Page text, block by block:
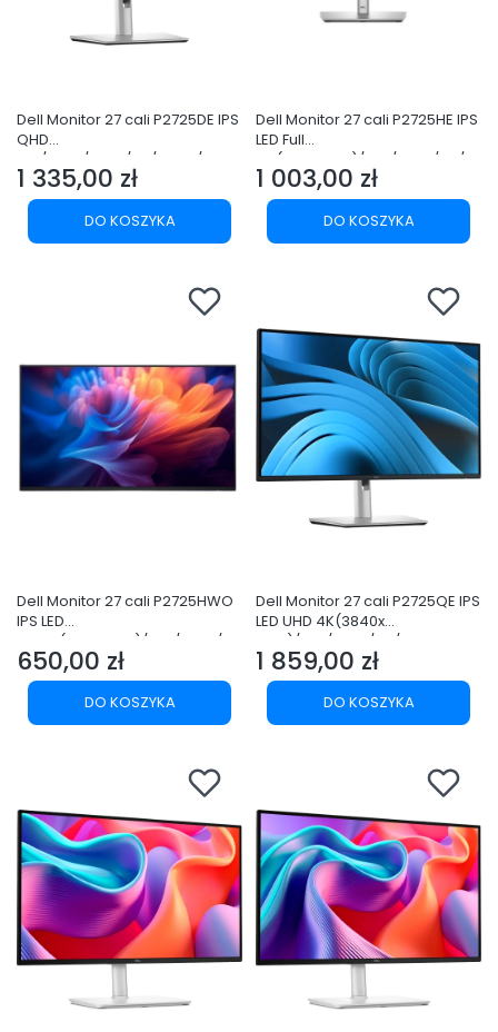
Dell Monitor 27 cali P2725DE IPS
QHD
LED/RJ45/HDMI/DP/USBC/3Y
Cena
1 335,00 zł
DO KOSZYKA
Dell Monitor 27 cali P2725HE IPS
LED Full
HD(1920x1080)/16:9/HDMI/DP/U
SB-C/USB/RJ45/3Y
Cena
1 003,00 zł
DO KOSZYKA
Dell Monitor 27 cali P2725HWO
IPS LED
FullHD(1920x1080)/16:9/HDMI/DP
/USB-C/ VGA/USB/Bez
podstawy/3Y
Cena
650,00 zł
DO KOSZYKA
Dell Monitor 27 cali P2725QE IPS
LED UHD 4K(3840x
2160)/16:9/HDMI/DP/USB-
C/3xUSB/RJ45/3Y
Cena
1 859,00 zł
DO KOSZYKA